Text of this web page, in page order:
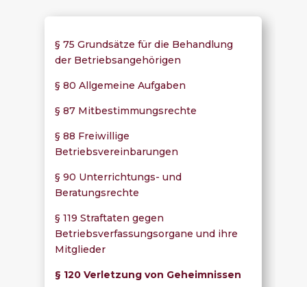
§ 75 Grundsätze für die Behandlung
der Betriebsangehörigen
§ 80 Allgemeine Aufgaben
§ 87 Mitbestimmungsrechte
§ 88 Freiwillige
Betriebsvereinbarungen
§ 90 Unterrichtungs- und
Beratungsrechte
§ 119 Straftaten gegen
Betriebsverfassungsorgane und ihre
Mitglieder
§ 120 Verletzung von Geheimnissen